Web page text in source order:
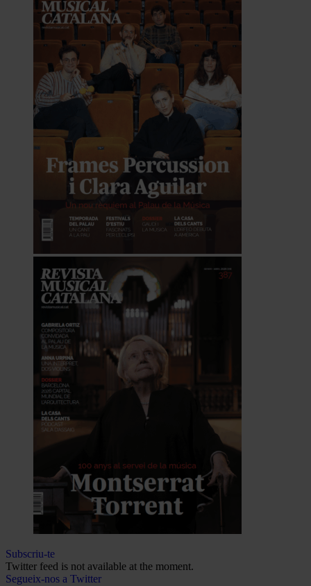
Subscriu-te
Twitter feed is not available at the moment.
Segueix-nos a Twitter